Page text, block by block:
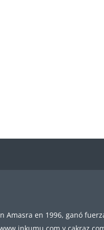
Amasra en 1996, ganó